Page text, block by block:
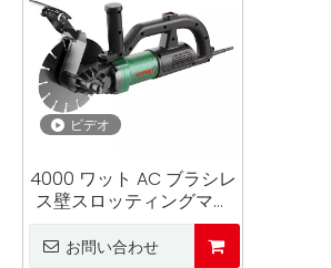
ビデオ
4000 ワット AC ブラシレ
ス壁スロッティングマシ
ンコンクリート壁カッタ
ーハイパワーダストフリ
お問い合わせ